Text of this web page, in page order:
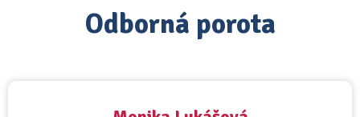
Odborná porota